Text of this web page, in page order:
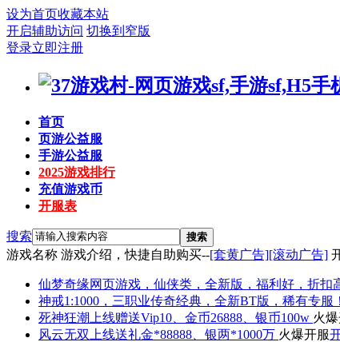
设为首页收藏本站
开启辅助访问 切换到窄版
登录立即注册
首页
页游公益服
手游公益服
2025游戏排行
充值游戏币
开服表
搜索 搜索
游戏名称 游戏介绍，快捷自助购买--[套黄广告][滚动广告]
仙梦奇缘网页游戏，仙侠类，全新版，福利好，折扣
神戒1:1000，三职业传奇经典，全新BT版，稀有专服
死神狂潮 上线赠送Vip10、金币26888、银币100w 火
风云无双 上线送礼金*88888、银两*1000万 火爆开服